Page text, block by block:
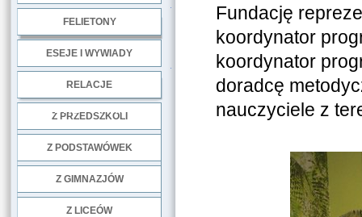
FELIETONY
ESEJE I WYWIADY
RELACJE
Z PRZEDSZKOLI
Z PODSTAWÓWEK
Z GIMNAZJÓW
Z LICEÓW
Fundację
koordynator
koordynator
doradcę
nauczyciele z